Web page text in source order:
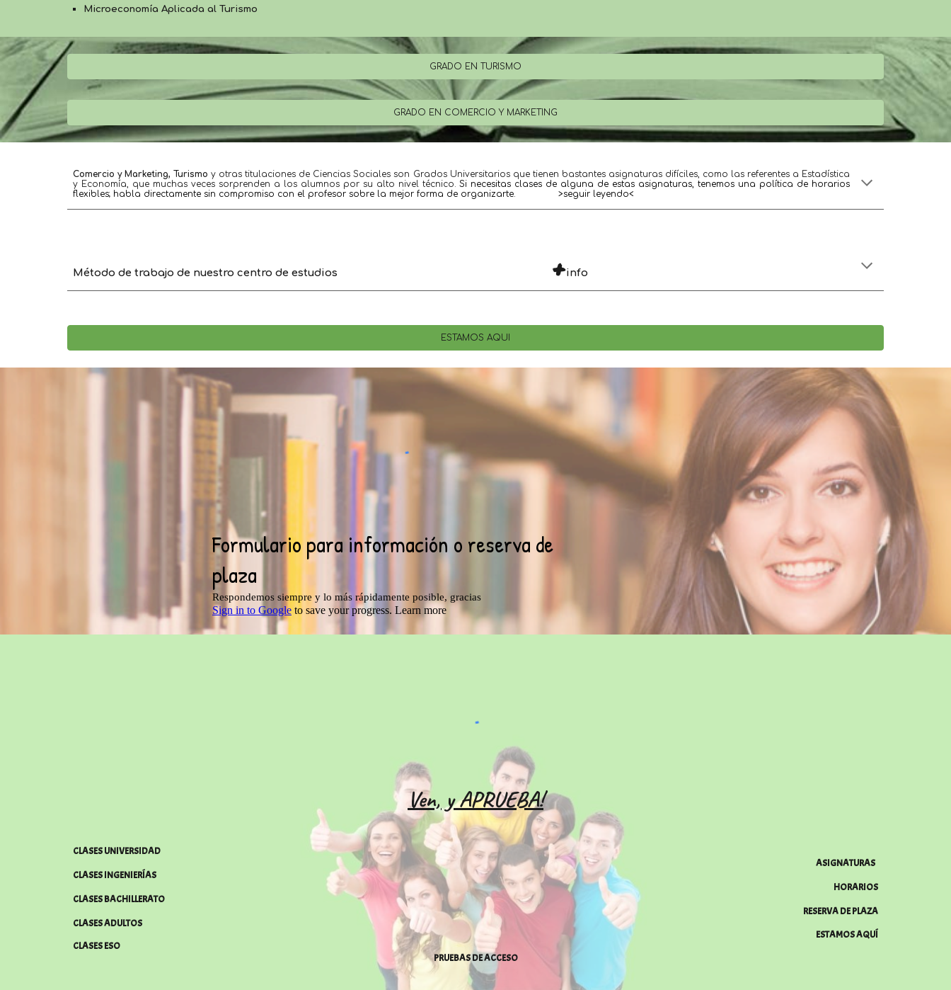
Microeconomía Aplicada al Turismo
GRADO EN TURISMO
GRADO EN COMERCIO Y MARKETING
Comercio y Marketing, Turismo y otras titulaciones de Ciencias Sociales son Grados Universitarios que tienen bastantes asignaturas difíciles, como las referentes a Estadística
y Economía, que muchas veces sorprenden a los alumnos por su alto nivel técnico. Si necesitas clases de alguna de estas asignaturas, tenemos una política de horarios
flexibles; habla directamente sin compromiso con el profesor sobre la mejor forma de organizarte.               >seguir leyendo<
Método de trabajo de nuestro centro de estudios +info
ESTAMOS AQUÍ
Ven, y APRUEBA!
CLASES UNIVERSIDAD
ASIGNATURAS
CLASES INGENIERÍAS
HORARIOS
CLASES BACHILLERATO
RESERVA DE PLAZA
CLASES ADULTOS
ESTAMOS AQUÍ
CLASES ESO
PRUEBAS DE ACCESO